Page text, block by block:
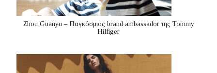
Zhou Guanyu – Παγκόσμιος brand ambassador της Tommy
Hilfiger